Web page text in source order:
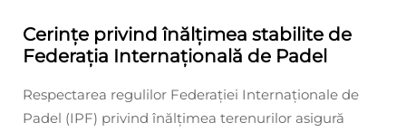
Cerințe privind înălțimea stabilite de
Federația Internațională de Padel
Respectarea regulilor Federației Internaționale de
Padel (IPF) privind înălțimea terenurilor asigură